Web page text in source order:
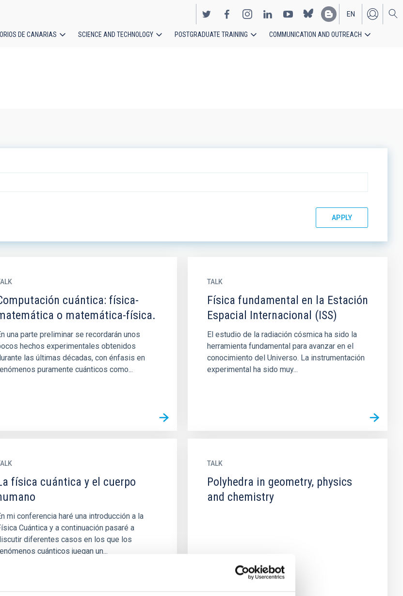
EN
ES
DE CANARIAS SCIENCE AND TECHNOLOGY POSTGRADUATE TRAINING COMMUNICATION AND OUTREACH
cuántica: física-
o matemática-física.
una parte preliminar se recordarán unos
hechos experimentales obtenidos
las últimas décadas, con énfasis en
puramente cuánticos como...
TALK
Física fundamental en la Estación
Espacial Internacional (ISS)
El estudio de la radiación cósmica ha sido la
herramienta fundamental para avanzar en el
conocimiento del Universo. La instrumentación
experimental ha sido muy...
física cuántica y el cuerpo
mi conferencia haré una introducción a la
Cuántica y a continuación pasaré a
diferentes casos en los que los
cuánticos juegan un...
TALK
Polyhedra in geometry, physics
and chemistry